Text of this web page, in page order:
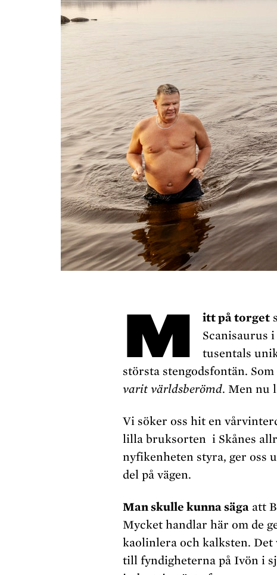
M itt på torget
Scanisaurus
tusentals
största stengodsfontän. Som
varit världsberömd. Men nu
Vi söker oss hit en
lilla bruksorten
i Skånes
nyfikenheten styra, ger oss
del på vägen.
Man skulle kunna säga att
Mycket handlar här om de
kaolinlera och kalksten. Det
till fyndigheterna på Ivön i